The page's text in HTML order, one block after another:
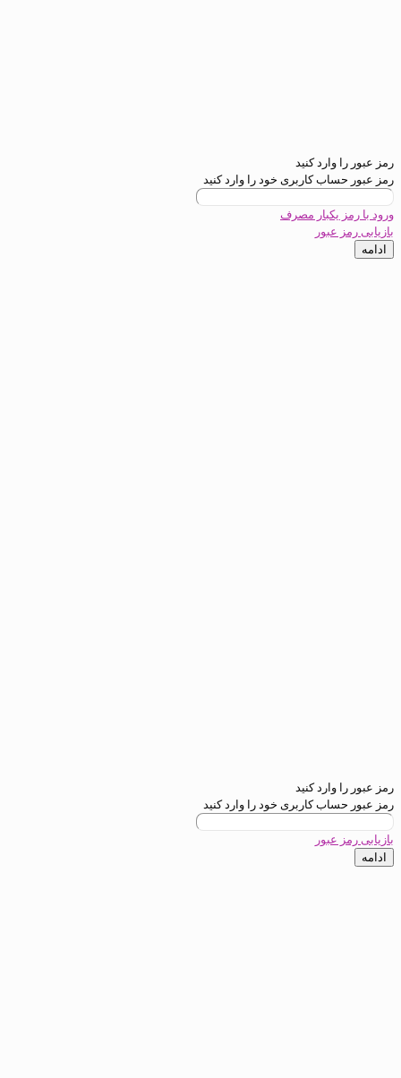
کنید
کاربری خود را وارد کنید
مصرف
کنید
کاربری خود را وارد کنید